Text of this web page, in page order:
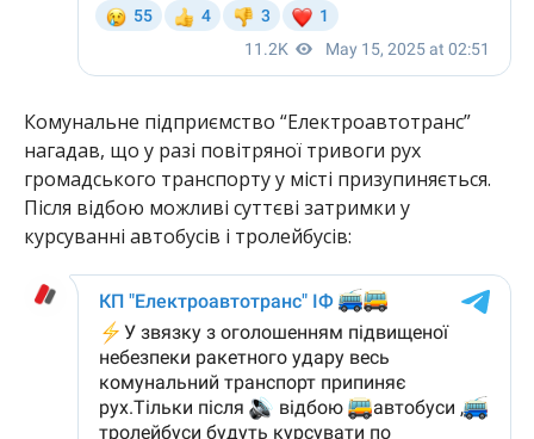
Комунальне підприємство “Електроавтотранс”
нагадав, що у разі повітряної тривоги рух
громадського транспорту у місті призупиняється.
Після відбою можливі суттєві затримки у
курсуванні автобусів і тролейбусів: